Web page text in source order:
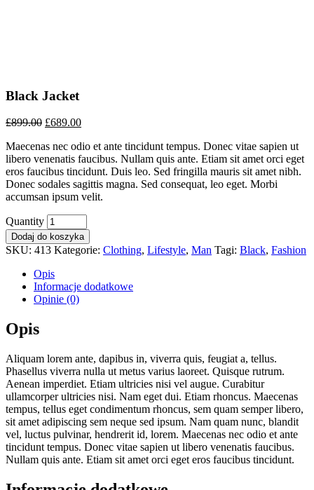
Black Jacket
£899.00 £689.00
Maecenas nec odio et ante tincidunt tempus. Donec vitae sapien ut
libero venenatis faucibus. Nullam quis ante. Etiam sit amet orci eget
eros faucibus tincidunt. Duis leo. Sed fringilla mauris sit amet nibh.
Donec sodales sagittis magna. Sed consequat, leo eget. Morbi
accumsan ipsum velit.
Quantity
Dodaj do koszyka
SKU: 413 Kategorie: Clothing, Lifestyle, Man Tagi: Black, Fashion
Opis
Informacje dodatkowe
Opinie (0)
Opis
Aliquam lorem ante, dapibus in, viverra quis, feugiat a, tellus.
Phasellus viverra nulla ut metus varius laoreet. Quisque rutrum.
Aenean imperdiet. Etiam ultricies nisi vel augue. Curabitur
ullamcorper ultricies nisi. Nam eget dui. Etiam rhoncus. Maecenas
tempus, tellus eget condimentum rhoncus, sem quam semper libero,
sit amet adipiscing sem neque sed ipsum. Nam quam nunc, blandit
vel, luctus pulvinar, hendrerit id, lorem. Maecenas nec odio et ante
tincidunt tempus. Donec vitae sapien ut libero venenatis faucibus.
Nullam quis ante. Etiam sit amet orci eget eros faucibus tincidunt.